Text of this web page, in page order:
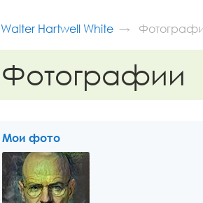
Walter Hartwell White
Фотографии
Мои фото